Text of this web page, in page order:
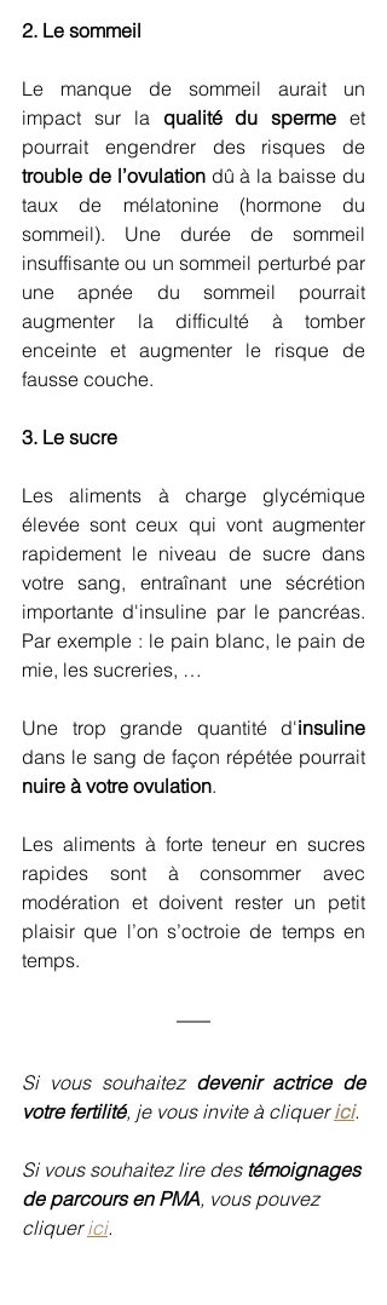
2. Le sommeil
Le manque de sommeil aurait un
impact sur la qualité du sperme et
trouble de l’ovulation dû à la baisse du
taux de mélatonine (hormone du
sommeil). Une durée de sommeil
insuffisante ou un sommeil perturbé par
une apnée du sommeil pourrait
augmenter la difficulté à tomber
enceinte et augmenter le risque de
fausse couche.
3. Le sucre
Les aliments à charge glycémique
élevée sont ceux qui vont augmenter
rapidement le niveau de sucre dans
votre sang, entraînant une sécrétion
importante d'insuline par le pancréas.
Par exemple : le pain blanc, le pain de
mie, les sucreries, …
Une trop grande quantité d'insuline
nuire à votre ovulation.
Les aliments à forte teneur en sucres
rapides sont à consommer avec
modération et doivent rester un petit
plaisir que l’on s’octroie de temps en
temps.
Si vous souhaitez devenir actrice de
votre fertilité, je vous invite à cliquer ici.
Si vous souhaitez lire des témoignages
de parcours en PMA, vous pouvez
cliquer ici.